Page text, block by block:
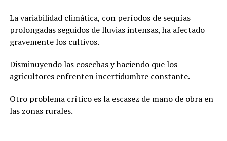
La variabilidad climática, con períodos de sequías
prolongadas seguidos de lluvias intensas, ha afectado
gravemente los cultivos.
Disminuyendo las cosechas y haciendo que los
agricultores enfrenten incertidumbre constante.
Otro problema crítico es la escasez de mano de obra en
las zonas rurales.